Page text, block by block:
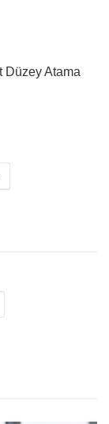
Düzey Atama